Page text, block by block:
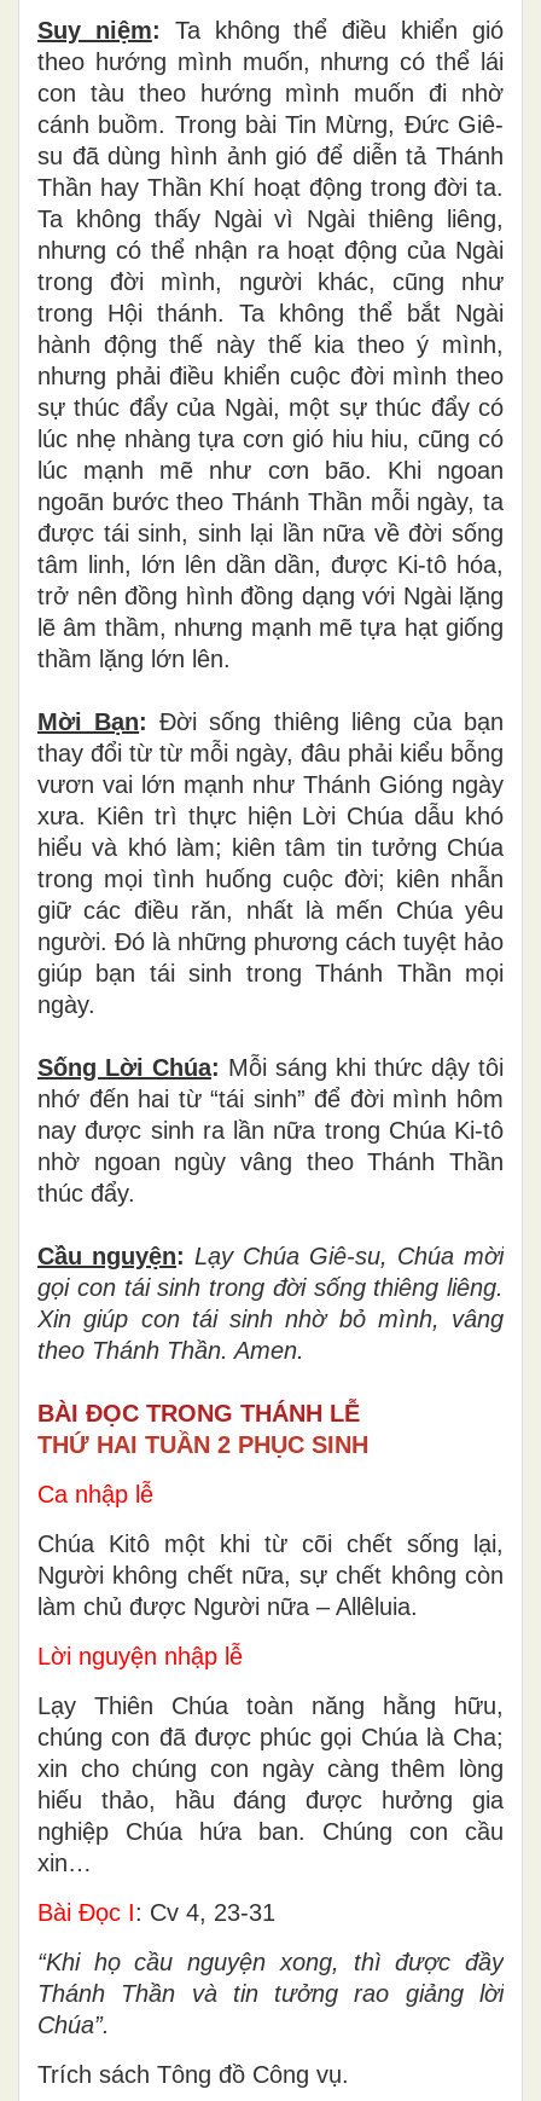
Suy niệm: Ta không thể điều khiển gió
theo hướng mình muốn, nhưng có thể lái
con tàu theo hướng mình muốn đi nhờ
cánh buồm. Trong bài Tin Mừng, Đức Giê-
su đã dùng hình ảnh gió để diễn tả Thánh
Thần hay Thần Khí hoạt động trong đời ta.
Ta không thấy Ngài vì Ngài thiêng liêng,
nhưng có thể nhận ra hoạt động của Ngài
trong đời mình, người khác, cũng như
trong Hội thánh. Ta không thể bắt Ngài
hành động thế này thế kia theo ý mình,
nhưng phải điều khiển cuộc đời mình theo
sự thúc đẩy của Ngài, một sự thúc đẩy có
lúc nhẹ nhàng tựa cơn gió hiu hiu, cũng có
lúc mạnh mẽ như cơn bão. Khi ngoan
ngoãn bước theo Thánh Thần mỗi ngày, ta
được tái sinh, sinh lại lần nữa về đời sống
tâm linh, lớn lên dần dần, được Ki-tô hóa,
trở nên đồng hình đồng dạng với Ngài lặng
lẽ âm thầm, nhưng mạnh mẽ tựa hạt giống
thầm lặng lớn lên.
Mời Bạn: Đời sống thiêng liêng của bạn
thay đổi từ từ mỗi ngày, đâu phải kiểu bỗng
vươn vai lớn mạnh như Thánh Gióng ngày
xưa. Kiên trì thực hiện Lời Chúa dẫu khó
hiểu và khó làm; kiên tâm tin tưởng Chúa
trong mọi tình huống cuộc đời; kiên nhẫn
giữ các điều răn, nhất là mến Chúa yêu
người. Đó là những phương cách tuyệt hảo
giúp bạn tái sinh trong Thánh Thần mọi
ngày.
Sống Lời Chúa: Mỗi sáng khi thức dậy tôi
nhớ đến hai từ “tái sinh” để đời mình hôm
nay được sinh ra lần nữa trong Chúa Ki-tô
nhờ ngoan ngùy vâng theo Thánh Thần
thúc đẩy.
Cầu nguyện: Lạy Chúa Giê-su, Chúa mời
gọi con tái sinh trong đời sống thiêng liêng.
Xin giúp con tái sinh nhờ bỏ mình, vâng
theo Thánh Thần. Amen.
BÀI ĐỌC TRONG THÁNH LỄ
THỨ HAI TUẦN 2 PHỤC SINH
Ca nhập lễ
Chúa Kitô một khi từ cõi chết sống lại,
Người không chết nữa, sự chết không còn
làm chủ được Người nữa – Allêluia.
Lời nguyện nhập lễ
Lạy Thiên Chúa toàn năng hằng hữu,
chúng con đã được phúc gọi Chúa là Cha;
xin cho chúng con ngày càng thêm lòng
hiếu thảo, hầu đáng được hưởng gia
nghiệp Chúa hứa ban. Chúng con cầu
xin…
Bài Ðọc I: Cv 4, 23-31
“Khi họ cầu nguyện xong, thì được đầy
Thánh Thần và tin tưởng rao giảng lời
Chúa”.
Trích sách Tông đồ Công vụ.